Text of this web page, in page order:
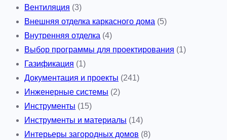
Вентиляция (3)
Внешняя отделка каркасного дома (5)
Внутренняя отделка (4)
Выбор программы для проектирования (1)
Газификация (1)
Документация и проекты (241)
Инженерные системы (2)
Инструменты (15)
Инструменты и материалы (14)
Интерьеры загородных домов (8)